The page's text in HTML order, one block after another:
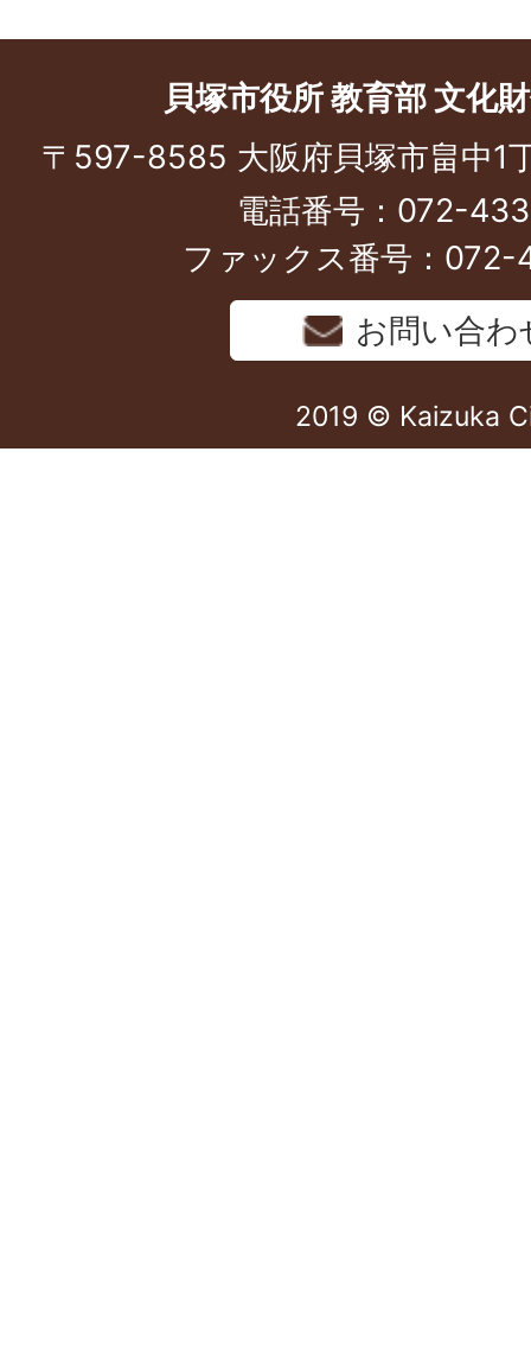
貝塚市役所 教育部 文化
〒597-8585 大阪府貝塚市畠中1
電話番号：072-
ファックス番号：
お問い合わ
2019 © Kaizuka